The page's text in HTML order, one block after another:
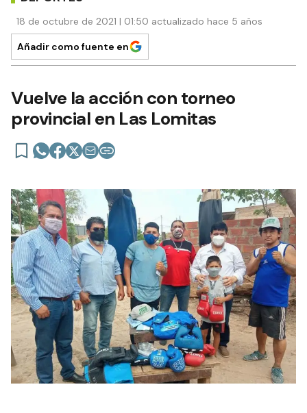
18 de octubre de 2021 | 01:50 actualizado hace 5 años
Añadir como fuente en
Vuelve la acción con torneo
provincial en Las Lomitas